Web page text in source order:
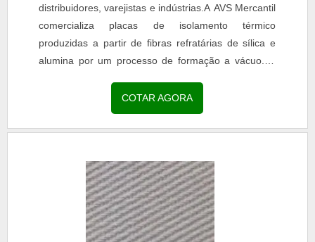
distribuidores, varejistas e indústrias.A AVS Mercantil
comercializa placas de isolamento térmico
produzidas a partir de fibras refratárias de sílica e
alumina por um processo de formação a vácuo.As
COTAR AGORA